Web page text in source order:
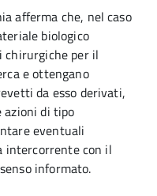
afferma che, nel caso
biologico
chirurgiche per il
e ottengano
da esso derivati,
azioni di tipo
eventuali
intercorrente con il
informato.